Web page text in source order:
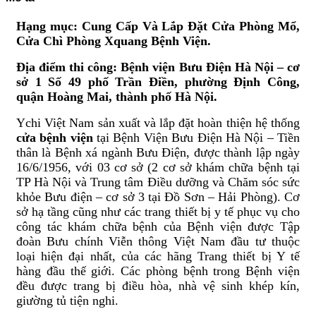
103
Biến
Và
Lý
Hạng mục: Cung Cấp Và Lắp ĐặtCửa Phòng Mổ,
Cửa Chì Phòng Xquang Bệnh Viện.
Địa điểm thi công: Bệnh viện Bưu Điện Hà Nội – cơ
sở 1 Số 49 phố Trần Điền, phường Định Công,
quận Hoàng Mai, thành phố Hà Nội.
Ychi Việt Nam sản xuất và lắp đặt hoàn thiện hệ thống
cửabệnh việntại Bệnh Viện Bưu Điện Hà Nội – Tiền
thân là Bệnh xá ngành Bưu Điện, được thành lập ngày
16/6/1956, với 03 cơ sở (2 cơ sở khám chữa bệnh tại
TP Hà Nội và Trung tâm Điều dưỡng và Chăm sóc sức
khỏe Bưu điện – cơ sở 3 tại Đồ Sơn – Hải Phòng). Cơ
sở hạ tầng cũng như các trang thiết bị y tế phục vụ cho
công tác khám chữa bệnh của Bệnh viện được Tập
đoàn Bưu chính Viễn thông Việt Nam đầu tư thuộc
loại hiện đại nhất, của các hãng Trang thiết bị Y tế
hàng đầu thế giới. Các phòng bệnh trong Bệnh viện
đều được trang bị điều hòa, nhà vệ sinh khép kín,
giường tủ tiện nghi.